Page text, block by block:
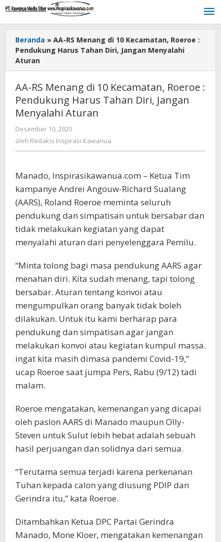
Lewati
konten
Beranda » AA-RS Menang di 10 Kecamatan, Roeroe :
Pendukung Harus Tahan Diri, Jangan Menyalahi
Aturan
AA-RS Menang di 10 Kecamatan, Roeroe :
Pendukung Harus Tahan Diri, Jangan
Menyalahi Aturan
Desember 10, 2020
Redaksi
oleh Redaksi Inspirasi Kawanua
Manado, Inspirasikawanua.com – Ketua Tim
kampanye Andrei Angouw-Richard Sualang
(AARS), Roland Roeroe meminta seluruh
pendukung dan simpatisan untuk bersabar dan
tidak melakukan kegiatan yang dapat
menyalahi aturan dari penyelenggara Pemilu.
“Minta tolong bagi masa pendukung AARS agar
menahan diri. Kita sudah menang, tapi tolong
bersabar. Aturan tentang konvoi atau
mengumpulkan orang banyak tidak boleh
dilakukan. Untuk itu kami berharap para
pendukung dan simpatisan agar jangan
melakukan konvoi atau kegiatan kumpul massa.
ingat kita masih dimasa pandemi Covid-19,”
ucap Roeroe saat jumpa Pers, Rabu (9/12) tadi
malam.
Roeroe mengatakan, kemenangan yang dicapai
oleh paslon AARS di Manado maupun Olly-
Steven untuk Sulut lebih hebat adalah sebuah
hasil perjuangan dan solidnya dari semua.
“Terutama semua terjadi karena perkenanan
Tuhan kepada calon yang diusung PDIP dan
Gerindra itu,” kata Roeroe.
Ditambahkan Ketua DPC Partai Gerindra
Manado, Mone Kloer, mengatakan kemenangan